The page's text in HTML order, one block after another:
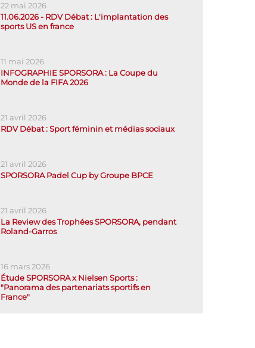
22 mai 2026
11.06.2026 - RDV Débat : L'implantation des
sports US en france
11 mai 2026
INFOGRAPHIE SPORSORA : La Coupe du
Monde de la FIFA 2026
21 avril 2026
RDV Débat : Sport féminin et médias sociaux
21 avril 2026
SPORSORA Padel Cup by Groupe BPCE
21 avril 2026
La Review des Trophées SPORSORA, pendant
Roland-Garros
16 mars 2026
Étude SPORSORA x Nielsen Sports :
"Panorama des partenariats sportifs en
France"